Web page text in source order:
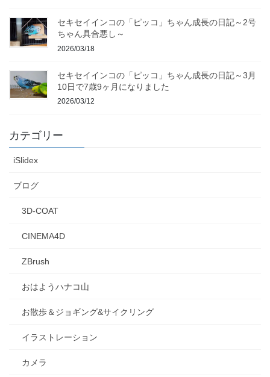
セキセイインコの「ピッコ」ちゃん成長の日記～2号
ちゃん具合悪し～
2026/03/18
セキセイインコの「ピッコ」ちゃん成長の日記～3月
10日で7歳9ヶ月になりました
2026/03/12
カテゴリー
iSlidex
ブログ
3D-COAT
CINEMA4D
ZBrush
おはようハナコ山
お散歩＆ジョギング&サイクリング
イラストレーション
カメラ